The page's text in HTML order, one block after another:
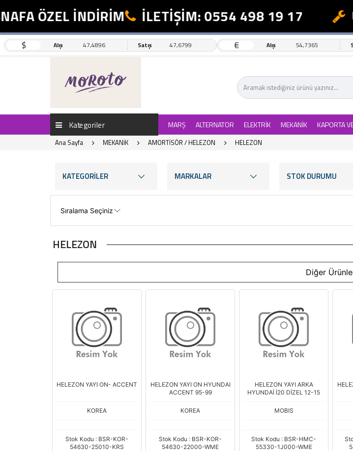
ÖZEL İNDİRİM İLETİŞİM: 0554 498 19 17
$ Alış 47,4896 Satış 47,6799 € Alış 54,7365
Kategoriler MARŞ ALTERNATOR ELEKTRİK MEKANİK KAPORTA
Ana Sayfa MEKANİK AMORTİSÖR / HELEZON HELEZON
KATEGORİLER MARKALAR STOK DURUMU
HELEZON
Diğer
HELEZON YAYI ON- ACCENT
KOREA
Stok Kodu : BSR-KOR-
54630-25010-KRS
HELEZON YAYI ON HYUNDAI
ACCENT 95-99
KOREA
Stok Kodu : BSR-KOR-
54630-22000-WME
HELEZON YAYI ARKA
HYUNDAİ İ20 DİZEL 12-15
MOBIS
Stok Kodu : BSR-HMC-
55330-1J000-WME